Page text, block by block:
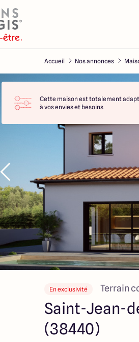
Accueil Nos annonces
Cette maison est totalement
à vos envies et besoins
En exclusivité Terrain
Saint-Jean-
(38440)